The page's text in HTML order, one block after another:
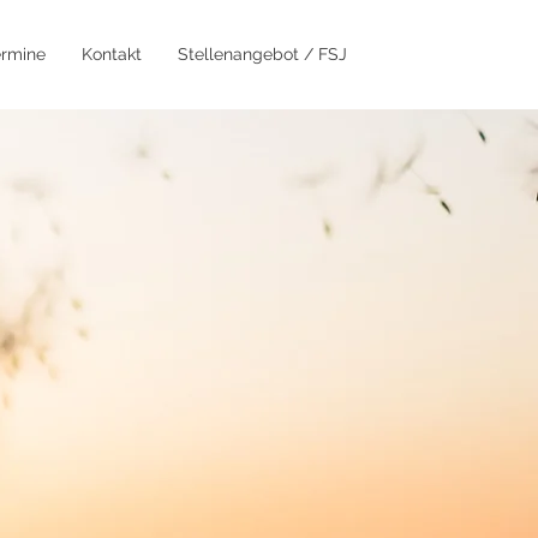
Kontakt Stellenangebot / FSJ